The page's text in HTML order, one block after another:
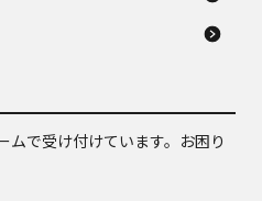
ムで受け付けています。お困り